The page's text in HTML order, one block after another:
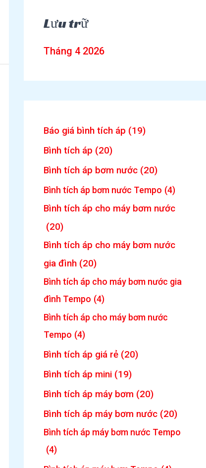
Lưu trữ
Tháng 4 2026
Báo giá bình tích áp (19)
Bình tích áp (20)
Bình tích áp bơm nước (20)
Bình tích áp bơm nước Tempo (4)
Bình tích áp cho máy bơm nước
(20)
Bình tích áp cho máy bơm nước
gia đình (20)
Bình tích áp cho máy bơm nước gia
đình Tempo (4)
Bình tích áp cho máy bơm nước
Tempo (4)
Bình tích áp giá rẻ (20)
Bình tích áp mini (19)
Bình tích áp máy bơm (20)
Bình tích áp máy bơm nước (20)
Bình tích áp máy bơm nước Tempo
(4)